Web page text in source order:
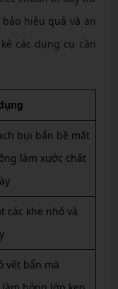
hiệu quả và an
các dụng cụ cần
bụi bẩn bề mặt
làm xước chất
các khe nhỏ và
vết bẩn mà